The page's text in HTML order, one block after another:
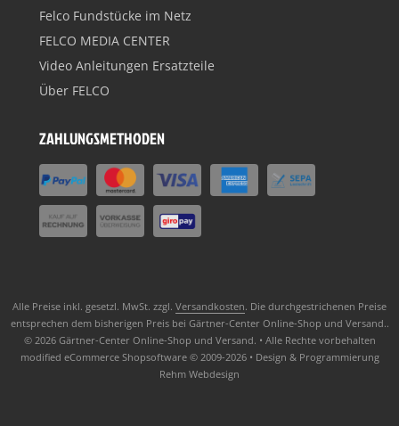
Felco Fundstücke im Netz
FELCO MEDIA CENTER
Video Anleitungen Ersatzteile
Über FELCO
ZAHLUNGSMETHODEN
Alle Preise inkl. gesetzl. MwSt. zzgl. Versandkosten. Die durchgestrichenen Preise
entsprechen dem bisherigen Preis bei Gärtner-Center Online-Shop und Versand..
© 2026 Gärtner-Center Online-Shop und Versand. • Alle Rechte vorbehalten
modified eCommerce Shopsoftware © 2009-2026 • Design & Programmierung
Rehm Webdesign